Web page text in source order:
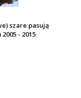
szare pasują
- 2015